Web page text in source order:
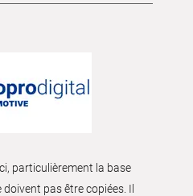
particulièrement la base
pas être copiées. Il